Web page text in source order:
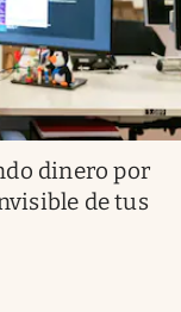
dinero por
de tus